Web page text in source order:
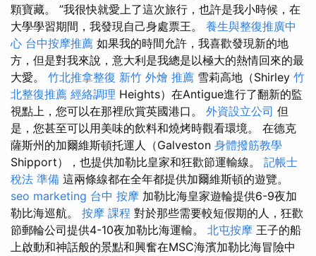
顆寶藏。 ”我很快就愛上了這次旅行，也許是我小時候，在
大學學習期間，我發現自己身處票王。 養生與整復推廣中
心 台中按摩推薦 如果我的時間允許，我喜歡發現新的地
方，但是對我來說，意大利是我總是以極大的熱情回來的最
大愛。 竹北推拿整復 新竹 外燴 推薦 雪莉高地（Shirley 竹
北整復推薦 經絡調理 Heights）在Antigue進行了翻新的監
視點上，您可以在那裡欣賞英國港口。 外資設立公司 但
是，您甚至可以用美味的飲料和燒烤時觀看環境。 在德克
薩斯州的加爾維斯頓托運人（Galveston 身體撥筋教學
Shipport），也提供加勒比皇家和狂歡節運輸線。 記帳士
稅法 準備 這兩條線都在全年都提供加爾維斯頓的遊覽。
seo marketing 台中 按摩 加勒比海皇家遊輪提供6-9夜加
勒比海巡航。 按摩 課程 對於那些需要較短假期的人，狂歡
節郵輪​​公司提供4-10夜加勒比海運輸。 北屯按摩 王子的船
上啟動和神話般的景點和興奮在MSC海濱加勒比海冒險中